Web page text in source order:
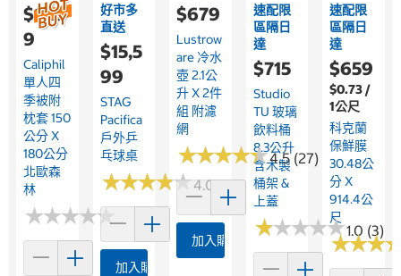
$1,29
9
Caliphil
單人四
季被附
枕套 150
公分 X
180公分
北歐森
林
★★★★★
★★★★★
好市多
直送
$15,5
99
STAG
Pacifica
戶外乒
乓球桌
★★★★★
★★★★★4.0 (1)
加入購物車
$679
Lustrow
Are 冷水
壺 2.1公
升 X 2件
組 附濾
網
★★★★★
★★★★★4.5 (27)
加入購物車
速配限
區隔日
達
$715
Studio
TU 玻璃
飲料桶
8.3公升
含木製
桶架 &
上蓋
★★★★★
★★★★★1.0 (3)
速配限
區隔日
達
$659
$0.73 /
1公尺
科克蘭
保鮮膜
30.48公
分 X
914.4公
尺
★★★
★★★